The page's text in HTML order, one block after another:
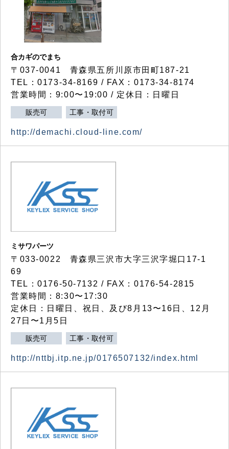
合カギのでまち
〒037-0041 青森県五所川原市田町187-21
TEL：0173-34-8169 / FAX：0173-34-8174
営業時間：9:00〜19:00 / 定休日：日曜日
販売可 工事・取付可
http://demachi.cloud-line.com/
ミサワパーツ
〒033-0022 青森県三沢市大字三沢字堀口17-1
69
TEL：0176-50-7132 / FAX：0176-54-2815
営業時間：8:30〜17:30
定休日：日曜日、祝日、及び8月13〜16日、12月
27日〜1月5日
販売可 工事・取付可
http://nttbj.itp.ne.jp/0176507132/index.html